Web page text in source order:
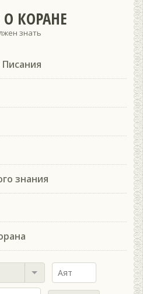
О КОРАНЕ
знать
знания